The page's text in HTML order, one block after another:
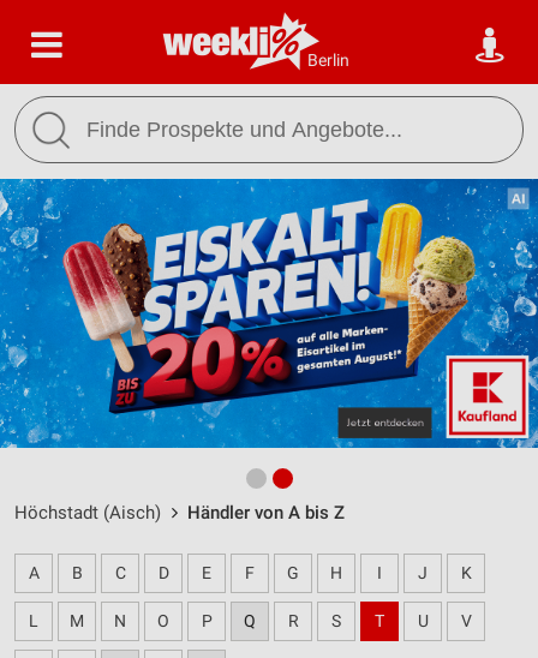
Berlin
Höchstadt (Aisch) Händler von A bis Z
A B C D E F G H I J K
L M N O P Q R S T U V